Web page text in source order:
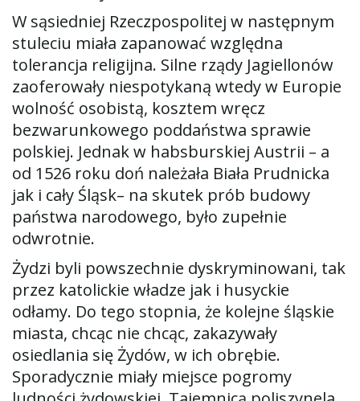
W sąsiedniej Rzeczpospolitej w następnym
stuleciu miała zapanować względna
tolerancja religijna. Silne rządy Jagiellonów
zaoferowały niespotykaną wtedy w Europie
wolność osobistą, kosztem wręcz
bezwarunkowego poddaństwa sprawie
polskiej. Jednak w habsburskiej Austrii – a
od 1526 roku doń należała Biała Prudnicka
jak i cały Śląsk– na skutek prób budowy
państwa narodowego, było zupełnie
odwrotnie.
Żydzi byli powszechnie dyskryminowani, tak
przez katolickie władze jak i husyckie
odłamy. Do tego stopnia, że kolejne śląskie
miasta, chcąc nie chcąc, zakazywały
osiedlania się Żydów, w ich obrębie.
Sporadycznie miały miejsce pogromy